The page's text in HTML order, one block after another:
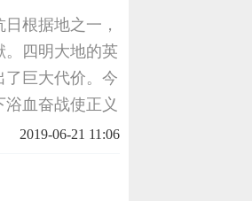
根据地之一，
。四明大地的英
了巨大代价。今
血奋战使正义
名和业绩，而且
2019-06-21 11:06